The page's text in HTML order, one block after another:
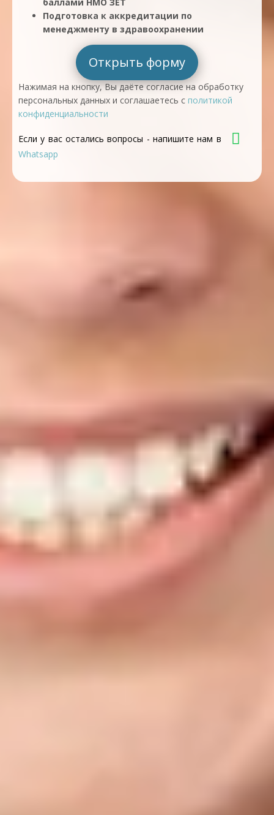
Подготовка к аккредитации по
менеджменту в здравоохранении
Открыть форму
Нажимая на кнопку, Вы даёте согласие на обработку
персональных данных и соглашаетесь с политикой
конфиденциальности
Если у вас остались вопросы - напишите нам в
Whatsapp